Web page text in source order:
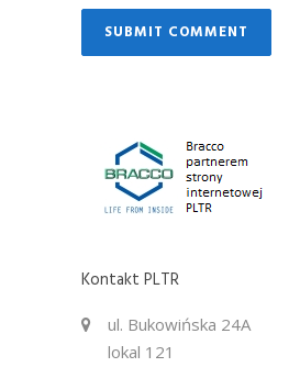
Kontakt PLTR
ul. Bukowińska 24A
lokal 121